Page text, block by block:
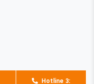
Hotline 3: